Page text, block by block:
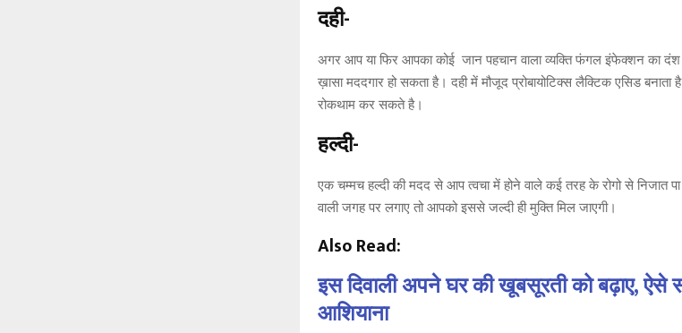
दही-
अगर आप या फिर आपका कोई जान पहचान वाला व्यक्ति फंगल इंफेक्शन का दंश
ख़ासा मददगार हो सकता है। दही में मौजूद प्रोबायोटिक्स लैक्टिक एसिड
रोकथाम कर सकते है।
हल्दी-
एक चम्मच हल्दी की मदद से आप त्वचा में होने वाले कई तरह के रोगो से निजात
वाली जगह पर लगाए तो आपको इससे जल्दी ही मुक्ति मिल जाएगी।
Also Read:
इस दिवाली अपने घर की खूबसूरती को बढ़ाए,
आशियाना